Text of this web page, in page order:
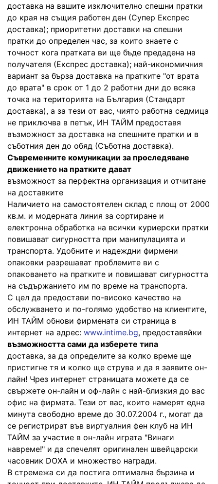
доставка на вашите изключително спешни пратки
до края на същия работен ден (Супер Експрес
доставка); приоритетни доставки на спешни
пратки до определен час, за които знаете с
точност кога пратката ви ще бъде предадена на
получателя (Експрес доставка); най-икономичния
вариант за бърза доставка на пратките "от врата
до врата" в срок от 1 до 2 работни дни до всяка
точка на територията на България (Стандарт
доставка), а за тези от вас, чиято работна седмица
не приключва в петък, ИН ТАЙМ предоставя
възможност за доставка на спешните пратки и в
съботния ден до обяд (Съботна доставка).
Съвременните комуникации за проследяване
движението на пратките дават
възможност за перфектна организация и отчитане
на доставките
Наличието на самостоятелен склад с площ от 2000
кв.м. и модерната линия за сортиране и
електронна обработка на всички куриерски пратки
повишават сигурността при манипулацията и
транспорта. Удобните и надеждни фирмени
опаковки разрешават проблемите ви с
опаковането на пратките и повишават сигурността
на съдържанието им по време на транспорта.
С цел да предостави по-високо качество на
обслужването и по-голямо удобство на клиентите,
ИН ТАЙМ обнови фирмената си страница в
интернет на адрес: www.intime.bg, предоставяйки
възможността сами да изберете типа
доставка, за да определите за колко време ще
пристигне тя и колко ще струва и да я заявите он-
лайн! Чрез интернет страницата можете да се
свържете он-лайн и оф-лайн с най-близкия до вас
офис на фирмата. Тези от вас, които намерят една
минута свободно време до 30.07.2004 г., могат да
се регистрират във виртуалния фен клуб на ИН
ТАЙМ за участие в он-лайн играта "Винаги
навреме!" и да спечелят оригинален швейцарски
часовник DOXA и множество награди.
В стремежа си да постига оптимална бързина и